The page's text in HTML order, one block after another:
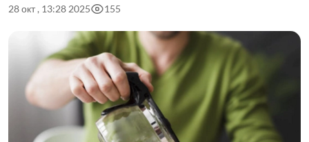
28 окт , 13:28 2025 155